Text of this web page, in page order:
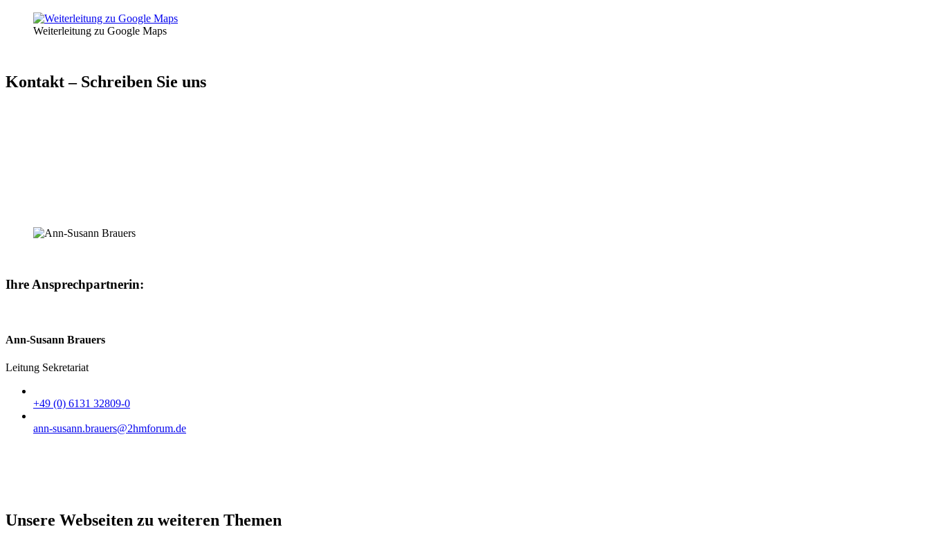
Weiterleitung zu Google Maps
Kontakt – Schreiben Sie uns
Ihre Ansprechpartnerin:
Ann-Susann Brauers
Leitung Sekretariat
+49 (0) 6131 32809-0
ann-susann.brauers@2hmforum.de
Unsere Webseiten zu weiteren Themen